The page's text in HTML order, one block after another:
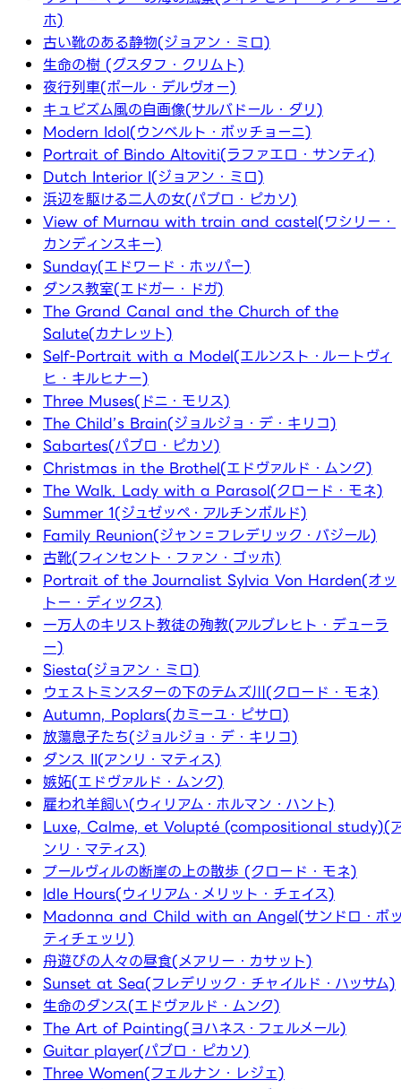
ホ)
古い靴のある静物(ジョアン・ミロ)
生命の樹 (グスタフ・クリムト)
夜行列車(ポール・デルヴォー)
キュビズム風の自画像(サルバドール・ダリ)
Modern Idol(ウンベルト・ボッチョーニ)
Portrait of Bindo Altoviti(ラファエロ・サンティ)
Dutch Interior I(ジョアン・ミロ)
浜辺を駆ける二人の女(パブロ・ピカソ)
View of Murnau with train and castel(ワシリー・
カンディンスキー)
Sunday(エドワード・ホッパー)
ダンス教室(エドガー・ドガ)
The Grand Canal and the Church of the
Salute(カナレット)
Self-Portrait with a Model(エルンスト・ルートヴィ
ヒ・キルヒナー)
Three Muses(ドニ・モリス)
The Child’s Brain(ジョルジョ・デ・キリコ)
Sabartes(パブロ・ピカソ)
Christmas in the Brothel(エドヴァルド・ムンク)
The Walk. Lady with a Parasol(クロード・モネ)
Summer 1(ジュゼッペ・アルチンボルド)
Family Reunion(ジャン＝フレデリック・バジール)
古靴(フィンセント・ファン・ゴッホ)
Portrait of the Journalist Sylvia Von Harden(オッ
トー・ディックス)
一万人のキリスト教徒の殉教(アルブレヒト・デューラ
ー)
Siesta(ジョアン・ミロ)
ウェストミンスターの下のテムズ川(クロード・モネ)
Autumn, Poplars(カミーユ・ピサロ)
放蕩息子たち(ジョルジョ・デ・キリコ)
ダンス II(アンリ・マティス)
嫉妬(エドヴァルド・ムンク)
雇われ羊飼い(ウィリアム・ホルマン・ハント)
Luxe, Calme, et Volupté (compositional study)(
ンリ・マティス)
プールヴィルの断崖の上の散歩 (クロード・モネ)
Idle Hours(ウィリアム・メリット・チェイス)
Madonna and Child with an Angel(サンドロ・ボ
ティチェッリ)
舟遊びの人々の昼食(メアリー・カサット)
Sunset at Sea(フレデリック・チャイルド・ハッサム)
生命のダンス(エドヴァルド・ムンク)
The Art of Painting(ヨハネス・フェルメール)
Guitar player(パブロ・ピカソ)
Three Women(フェルナン・レジェ)